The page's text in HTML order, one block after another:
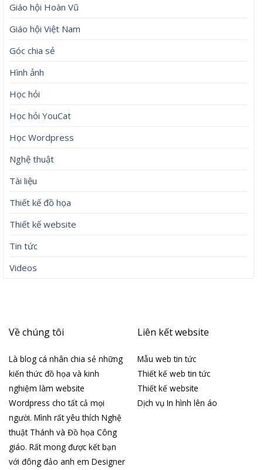
Giáo hội Hoàn Vũ
Giáo hội Việt Nam
Góc chia sẻ
Hình ảnh
Học hỏi
Học hỏi YouCat
Học Wordpress
Nghệ thuật
Tài liệu
Thiết kế đồ họa
Thiết kế website
Tin tức
Videos
Về chúng tôi
Là blog cá nhân chia sẻ những
kiến thức đồ họa và kinh
nghiệm làm website
Wordpress cho tất cả mọi
người. Mình rất yêu thích Nghệ
thuật Thánh và Đồ họa Công
giáo. Rất mong được kết bạn
với đông đảo anh em Designer
Liên kết website
Mẫu web tin tức
Thiết kế web tin tức
Thiết kế website
Dịch vụ In hình lên áo